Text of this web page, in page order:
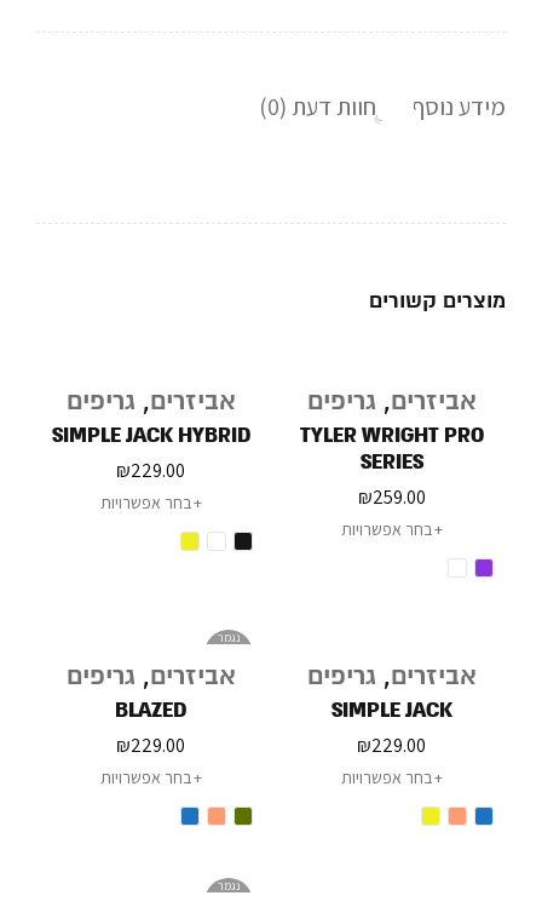
מידע נוסף חוות דעת (0)
מוצרים קשורים
אביזרים, גריפים
TYLER WRIGHT PRO
SERIES
₪259.00
בחר אפשרויות
אביזרים, גריפים
SIMPLE JACK HYBRID
₪229.00
בחר אפשרויות
אביזרים, גריפים
SIMPLE JACK
₪229.00
בחר אפשרויות
נגמר
אביזרים, גריפים
BLAZED
₪229.00
בחר אפשרויות
נגמר